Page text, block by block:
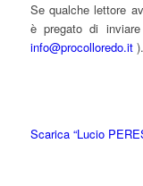
Se qualche lettore
è pregato di
info@procolloredo.it).
Scarica “Lucio